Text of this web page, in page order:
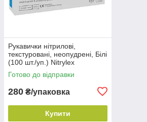
Рукавички нітрилові,
текстуровані, неопудрені, Білі
(100 шт./уп.) Nitrylex
CLASSIC, Mercator, р. М.
Готово до відправки
280 ₴/упаковка
Купити